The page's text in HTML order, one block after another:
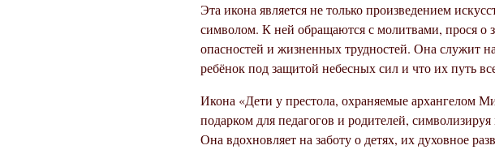
Эта икона является не только произведением
символом. К ней обращаются с молитвами, прося о
опасностей и жизненных трудностей. Она служит
ребёнок под защитой небесных сил и что их путь
Икона «Дети у престола, охраняемые архангелом
подарком для педагогов и родителей,
Она вдохновляет на заботу о детях, их духовное